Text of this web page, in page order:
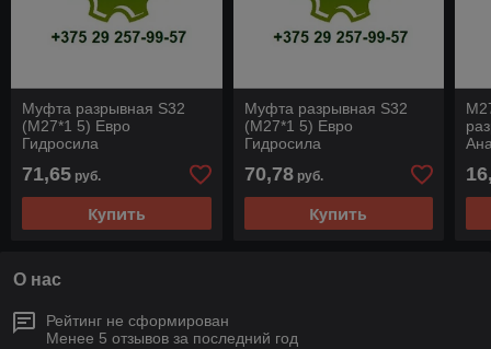
Муфта разрывная S32
(М27*1 5) Евро
Гидросила
71,65 руб.
Купить
Муфта разрывная S32
(М27*1 5) Евро
Гидросила
70,78руб.
Купить
О нас
Рейтинг не сформирован
Менее 5 отзывов за последний год